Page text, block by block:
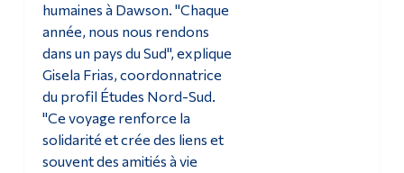
humaines à Dawson. "Chaque
année, nous nous rendons
dans un pays du Sud", explique
Gisela Frias, coordonnatrice
du profil Études Nord-Sud.
"Ce voyage renforce la
solidarité et crée des liens et
souvent des amitiés à vie